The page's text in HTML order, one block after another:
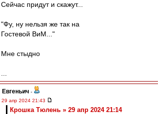
Сейчас придут и скажут...
"Фу, ну нельзя же так на
Гостевой ВиМ..."
Мне стыдно
Евгеньич -
29 апр 2024 21:43
Крошка Тюлень » 29 апр 2024 21:14